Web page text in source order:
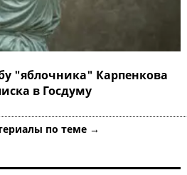
"яблочника" Карпенкова
в Госдуму
по теме →